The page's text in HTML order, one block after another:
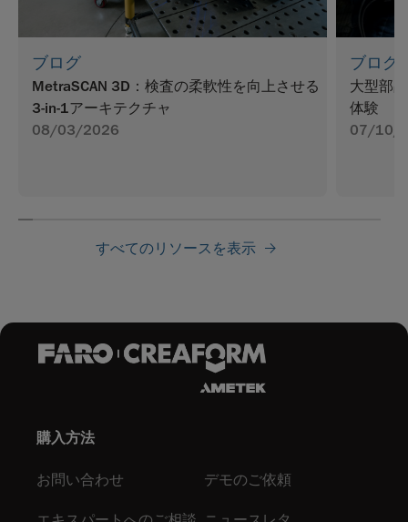
ブログ
MetraSCAN 3D：検査の柔軟性を向上させる
3-in-1アーキテクチャ
08/03/2026
ブログ
大型部
体験
07/10/
すべてのリソースを表示
購入方法
お問い合わせ デモのご依頼